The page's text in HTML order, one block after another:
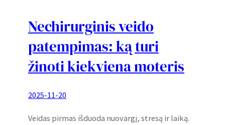
Nechirurginis veido
patempimas: ką turi
žinoti kiekviena moteris
2025-11-20
Veidas pirmas išduoda nuovargį, stresą ir laiką.